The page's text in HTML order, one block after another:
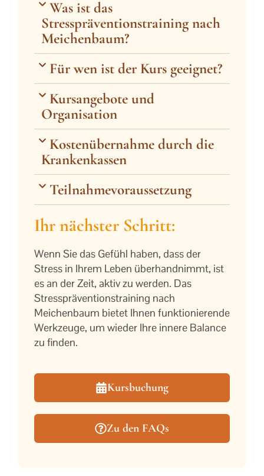
Was ist das
Stresspräventionstraining nach
Meichenbaum?
Für wen ist der Kurs geeignet?
Kursangebote und
Organisation
Kostenübernahme durch die
Krankenkassen
Teilnahmevoraussetzung
Ihr nächster Schritt:
Wenn Sie das Gefühl haben, dass der
Stress in Ihrem Leben überhandnimmt, ist
es an der Zeit, aktiv zu werden. Das
Stresspräventionstraining nach
Meichenbaum bietet Ihnen funktionierende
Werkzeuge, um wieder Ihre innere Balance
zu finden.
Kursbuchung
Zu den FAQs